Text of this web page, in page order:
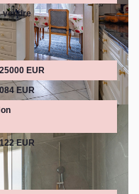
vendre
EUR
EUR
EUR